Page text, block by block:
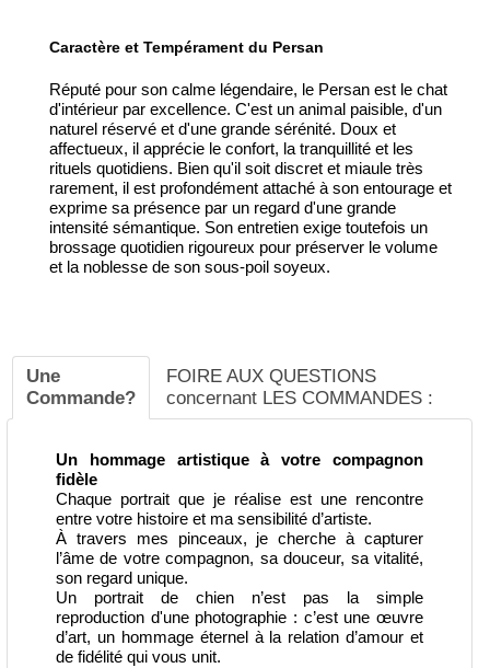
Caractère et Tempérament du Persan
Réputé pour son calme légendaire, le Persan est le chat
d'intérieur par excellence. C'est un animal paisible, d'un
naturel réservé et d'une grande sérénité. Doux et
affectueux, il apprécie le confort, la tranquillité et les
rituels quotidiens. Bien qu'il soit discret et miaule très
rarement, il est profondément attaché à son entourage et
exprime sa présence par un regard d'une grande
intensité sémantique. Son entretien exige toutefois un
brossage quotidien rigoureux pour préserver le volume
et la noblesse de son sous-poil soyeux.
Une
Commande?
FOIRE AUX QUESTIONS
concernant LES COMMANDES :
Un hommage artistique à votre compagnon
fidèle
Chaque portrait que je réalise est une rencontre
entre votre histoire et ma sensibilité d’artiste.
À travers mes pinceaux, je cherche à capturer
l’âme de votre compagnon, sa douceur, sa vitalité,
son regard unique.
Un portrait de chien n’est pas la simple
reproduction d'une photographie : c’est une œuvre
d’art, un hommage éternel à la relation d’amour et
de fidélité qui vous unit.